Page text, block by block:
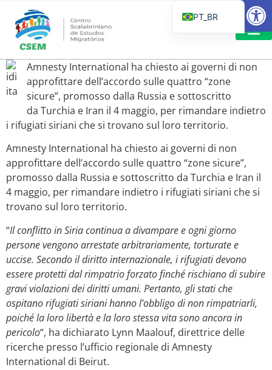
Amnesty International ha chiesto ai governi di non
approfittare dell’accordo sulle quattro “zone
sicure”, promosso dalla Russia e sottoscritto
da Turchia e Iran il 4 maggio, per rimandare indietro
i rifugiati siriani che si trovano sul loro territorio.
Amnesty International ha chiesto ai governi di non
approfittare dell’accordo sulle quattro “zone sicure”,
promosso dalla Russia e sottoscritto da Turchia e Iran il
4 maggio, per rimandare indietro i rifugiati siriani che si
trovano sul loro territorio.
“Il conflitto in Siria continua a divampare e ogni giorno
persone vengono arrestate arbitrariamente, torturate e
uccise. Secondo il diritto internazionale, i rifugiati devono
essere protetti dal rimpatrio forzato finché rischiano di subire
gravi violazioni dei diritti umani. Pertanto, gli stati che
ospitano rifugiati siriani hanno l’obbligo di non rimpatriarli,
poiché la loro libertà e la loro stessa vita sono ancora in
pericolo“, ha dichiarato Lynn Maalouf, direttrice delle
ricerche presso l’ufficio regionale di Amnesty
International di Beirut.
PT_BR
IT